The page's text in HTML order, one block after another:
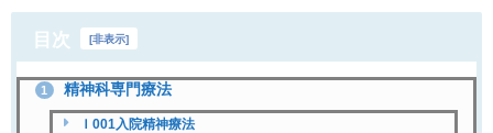
目次 [非表示]
1 精神科専門療法
Ｉ001入院精神療法